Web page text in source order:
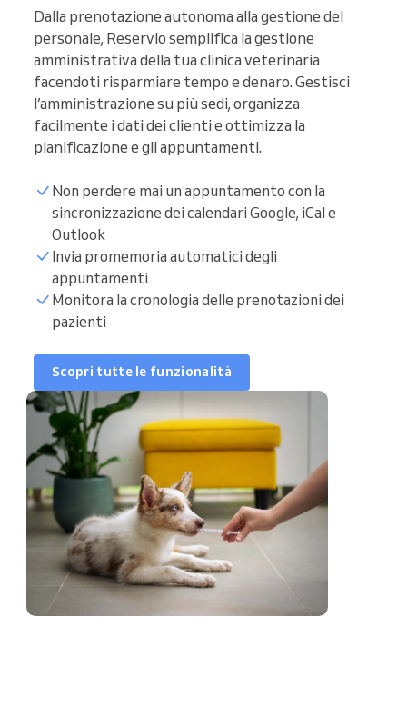
Sincronizza calendario
Dalla prenotazione autonoma alla gestione del
personale, Reservio semplifica la gestione
amministrativa della tua clinica veterinaria
facendoti risparmiare tempo e denaro. Gestisci
l’amministrazione su più sedi, organizza
facilmente i dati dei clienti e ottimizza la
pianificazione e gli appuntamenti.
Non perdere mai un appuntamento con la
sincronizzazione dei calendari Google, iCal e
Outlook
Invia promemoria automatici degli
appuntamenti
Monitora la cronologia delle prenotazioni dei
pazienti
Scopri tutte le funzionalità